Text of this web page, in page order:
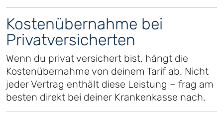
Kostenübernahme bei
Privatversicherten
Wenn du privat versichert bist, hängt die
Kostenübernahme von deinem Tarif ab. Nicht
jeder Vertrag enthält diese Leistung – frag am
besten direkt bei deiner Krankenkasse nach.